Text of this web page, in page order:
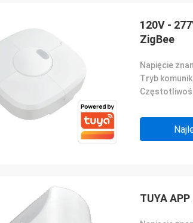
120V -
ZigBee
Tryb
TUYA